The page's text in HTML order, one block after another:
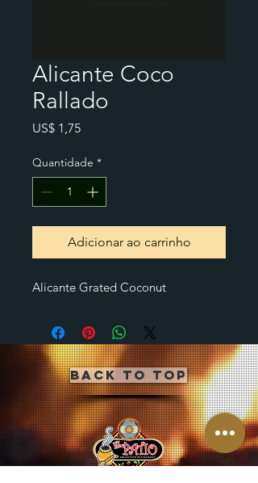
Alicante Coco
Rallado
US$ 1,75Preço
Quantidade *
Adicionar ao carrinho
Alicante Grated Coconut
Back to Top